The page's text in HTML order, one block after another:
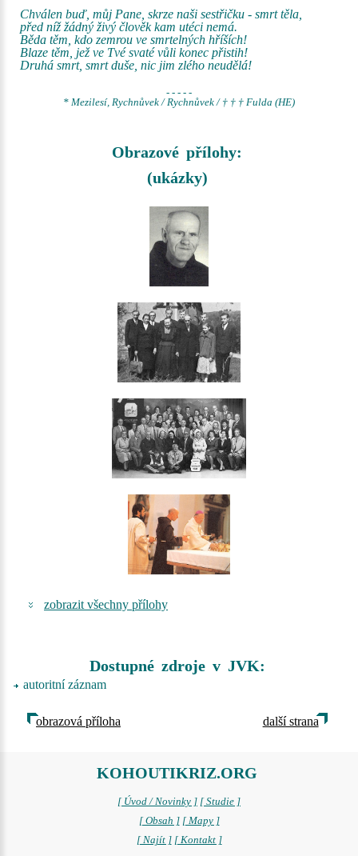
Chválen buď, můj Pane, skrze naši sestřičku - smrt těla,
před níž žádný živý člověk kam utéci nemá.
Běda těm, kdo zemrou ve smrtelných hříších!
Blaze těm, jež ve Tvé svaté vůli konec přistih!
Druhá smrt, smrt duše, nic jim zlého neudělá!
- - - - -
* Mezilesí, Rychnůvek / Rychnůvek / † † † Fulda (HE)
Obrazové přílohy:
(ukázky)
zobrazit všechny přílohy
Dostupné zdroje v JVK:
autoritní záznam
obrazová příloha další strana
KOHOUTIKRIZ.ORG
[ Úvod / Novinky ] [ Studie ]
[ Obsah ] [ Mapy ]
[ Najít ] [ Kontakt ]